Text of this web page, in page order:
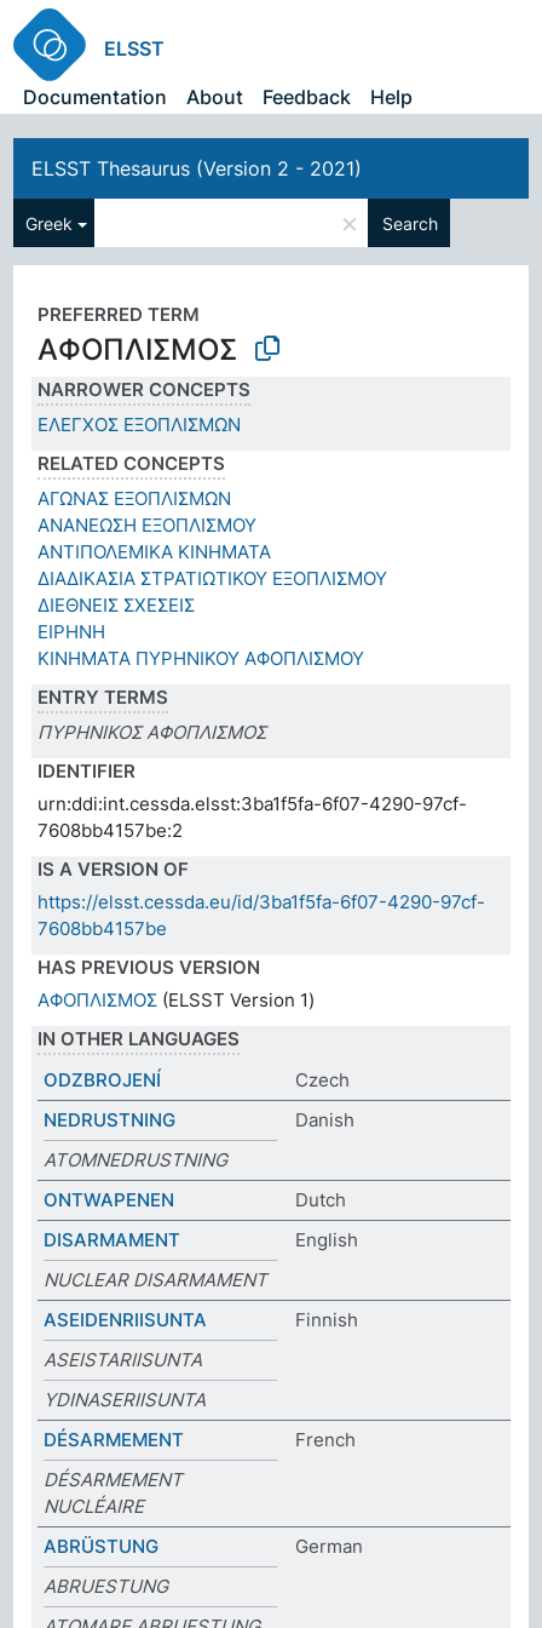
ELSST
Documentation
About Feedback Help
ELSST Thesaurus (Version 2 - 2021)
Greek × Search
PREFERRED TERM
ΑΦΟΠΛΙΣΜΟΣ
NARROWER CONCEPTS
ΕΛΕΓΧΟΣ ΕΞΟΠΛΙΣΜΩΝ
RELATED CONCEPTS
ΑΓΩΝΑΣ ΕΞΟΠΛΙΣΜΩΝ
ΑΝΑΝΕΩΣΗ ΕΞΟΠΛΙΣΜΟΥ
ΑΝΤΙΠΟΛΕΜΙΚΑ ΚΙΝΗΜΑΤΑ
ΔΙΑΔΙΚΑΣΙΑ ΣΤΡΑΤΙΩΤΙΚΟΥ ΕΞΟΠΛΙΣΜΟΥ
ΔΙΕΘΝΕΙΣ ΣΧΕΣΕΙΣ
ΕΙΡΗΝΗ
ΚΙΝΗΜΑΤΑ ΠΥΡΗΝΙΚΟΥ ΑΦΟΠΛΙΣΜΟΥ
ENTRY TERMS
ΠΥΡΗΝΙΚΟΣ ΑΦΟΠΛΙΣΜΟΣ
IDENTIFIER
urn:ddi:int.cessda.elsst:3ba1f5fa-6f07-4290-97cf-
7608bb4157be:2
IS A VERSION OF
https://elsst.cessda.eu/id/3ba1f5fa-6f07-4290-97cf-
7608bb4157be
HAS PREVIOUS VERSION
ΑΦΟΠΛΙΣΜΟΣ (ELSST Version 1)
IN OTHER LANGUAGES
ODZBROJENÍ
Czech
NEDRUSTNING
Danish
ATOMNEDRUSTNING
ONTWAPENEN
Dutch
DISARMAMENT
English
NUCLEAR DISARMAMENT
ASEIDENRIISUNTA
Finnish
ASEISTARIISUNTA
YDINASERIISUNTA
DÉSARMEMENT
French
DÉSARMEMENT
NUCLÉAIRE
ABRÜSTUNG
German
ABRUESTUNG